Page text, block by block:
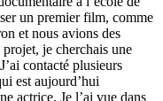
un premier film, comme
et nous avions des
projet, je cherchais une
contacté plusieurs
est aujourd’hui
actrice. Je l’ai vue dans